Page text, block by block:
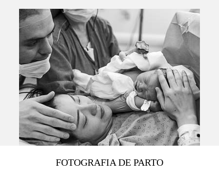
FOTOGRAFIA DE PARTO